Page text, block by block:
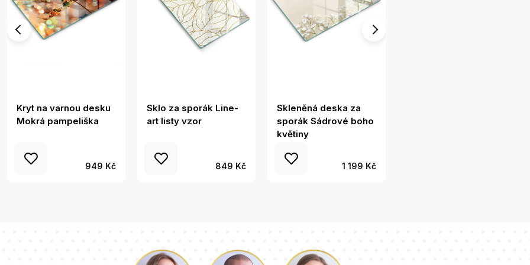
Kryt na varnou desku
Mokrá pampeliška
949 Kč
Sklo za sporák Line-
art listy vzor
849 Kč
Skleněná deska za
sporák Sádrové boho
květiny
1 199 Kč